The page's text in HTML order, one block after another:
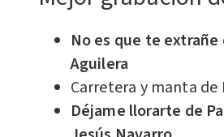
No es que te
Aguilera
Carretera y manta
Déjame llorarte de